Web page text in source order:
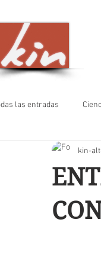
las entradas
kin-